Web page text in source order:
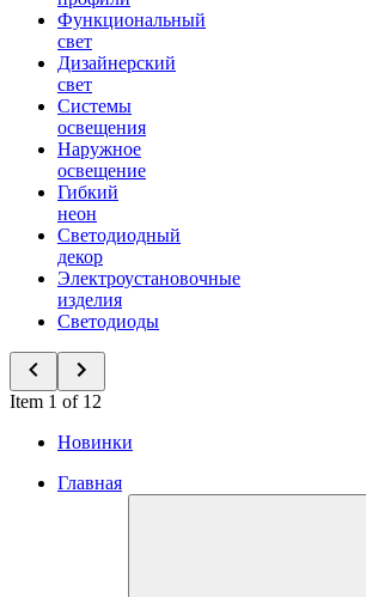
Функциональный
свет
Дизайнерский
свет
Системы
освещения
Наружное
освещение
Гибкий
неон
Светодиодный
декор
Электроустановочные
изделия
Светодиоды
Item 1 of 12
Новинки
Главная